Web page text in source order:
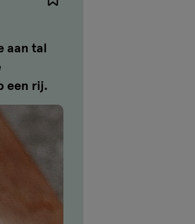
aan tal
een rij.